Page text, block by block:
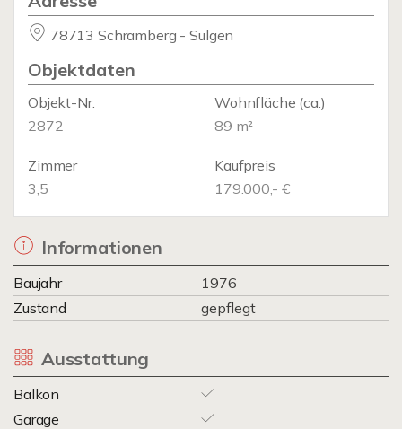
78713 Schramberg - Sulgen
Objektdaten
Objekt-Nr.
2872
Wohnfläche (ca.)
89 m²
Zimmer
3,5
Kaufpreis
179.000,- €
Informationen
Baujahr
1976
Zustand
gepflegt
Ausstattung
Balkon
Garage